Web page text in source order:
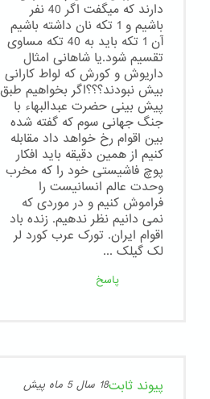
دارند که میگفت اگر 40 نفر
باشیم و 1 تکه نان داشته باشیم
آن 1 تکه باید به 40 تکه مساوی
تقسیم شود.یا شاهانی امثال
داریوش و کورش که لواط کارانی
بیش نبودند؟؟؟اگر بخواهیم طبق
پیش بینی حضرت عبدالبهاء با
جنگ جهانی سوم که گفته شده
بین اقوام رخ خواهد داد مقابله
کنیم از همین دقیقه باید افکار
پوچ فاشیستی خود را که مخرب
وحدت عالم انسانیست را
فراموش کنیم و در موردی که
نمی دانیم نظر ندهیم. زنده باد
اقوام ایران. تورک عرب کورد لر
لک گیلک ...
پاسخ
پیوند ثابت18 سال 5 ماه پیش